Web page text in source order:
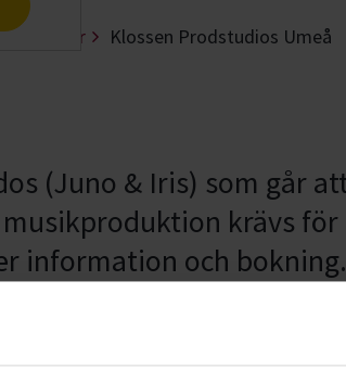
Klossen Prodstudios Umeå
(Juno & Iris) som går
krävs
information och bokning.
du får en fast